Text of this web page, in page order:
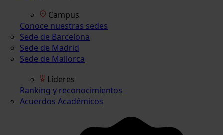
Campus
Conoce nuestras sedes
Sede de Barcelona
Sede de Madrid
Sede de Mallorca
Líderes
Ranking y reconocimientos
Acuerdos Académicos